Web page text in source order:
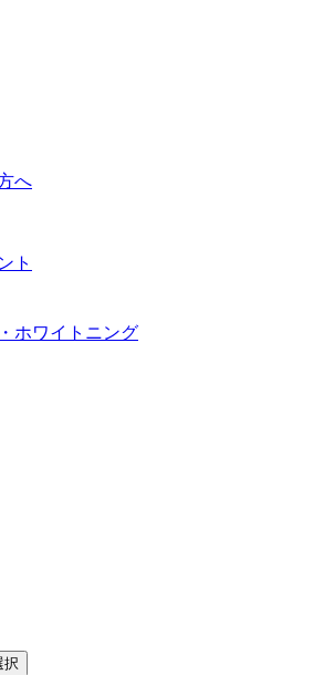
へ
ト
ホワイトニング
択